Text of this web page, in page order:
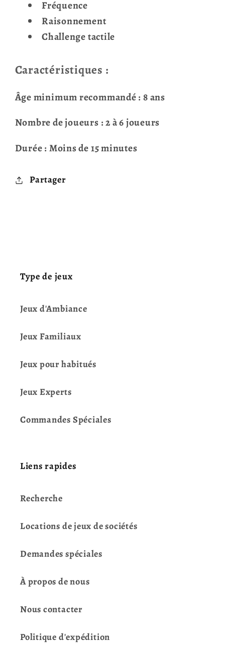
Fréquence
Raisonnement
Challenge tactile
Caractéristiques :
Âge minimum recommandé : 8 ans
Nombre de joueurs : 2 à 6 joueurs
Durée : Moins de 15 minutes
Partager
Type de jeux
Jeux d'Ambiance
Jeux Familiaux
Jeux pour habitués
Jeux Experts
Commandes Spéciales
Liens rapides
Recherche
Locations de jeux de sociétés
Demandes spéciales
À propos de nous
Nous contacter
Politique d'expédition